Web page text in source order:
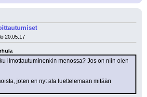
20:05:17
ilmottautuminenkin menossa? Jos on niin olen
joten en nyt ala luettelemaan mitään